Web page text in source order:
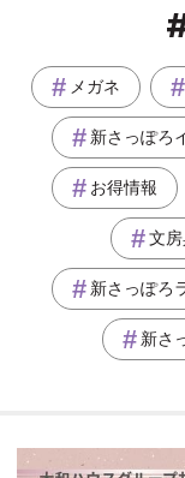
メガネ
新さっぽろ
お得情報
文
新さっぽろ
新さ